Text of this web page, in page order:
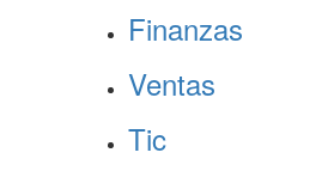
Finanzas
Ventas
Tic